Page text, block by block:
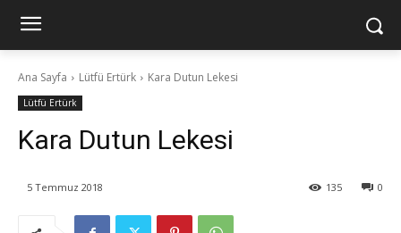
Ana Sayfa Lütfü Ertürk Kara Dutun Lekesi
Lütfü Ertürk
Kara Dutun Lekesi
5 Temmuz 2018 0
135